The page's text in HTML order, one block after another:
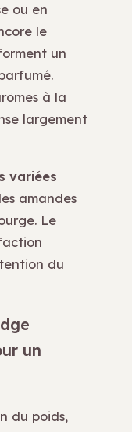
ou en
le
un
à la
largement
variées
amandes
Le
du
un
du poids,